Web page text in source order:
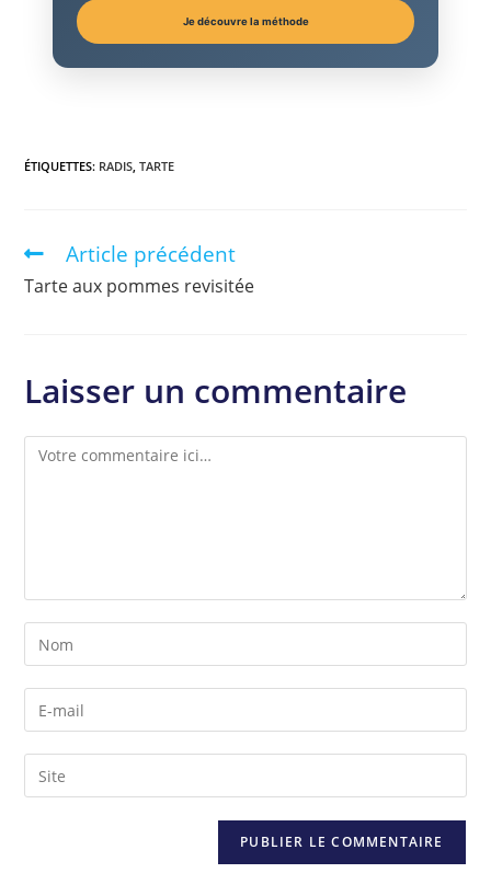
Je découvre la méthode
ÉTIQUETTES: RADIS, TARTE
Article précédent
Tarte aux pommes revisitée
Laisser un commentaire